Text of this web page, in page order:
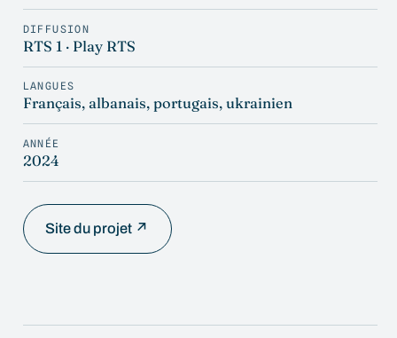
DIFFUSION
RTS 1 · Play RTS
LANGUES
Français, albanais, portugais, ukrainien
ANNÉE
2024
Site du projet ↗